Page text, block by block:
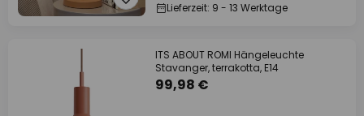
Lieferzeit: 9 - 13 Werktage
ITS ABOUT ROMI Hängeleuchte
Stavanger, terrakotta, E14
99,98 €